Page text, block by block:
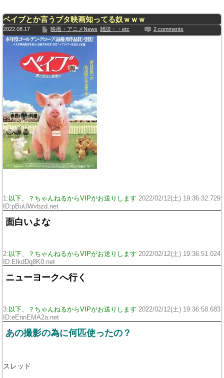
ベイブとか言うブタ映画知ってる奴ｗｗｗ
2022.08.17 映画・アニメNews 雑談・・etc 2 comments
1: 以下、？ちゃんねるからVIPがお送りします 2022/02/12(土) 19:36:32.729
ID:pBuUWvbzd.net
面白いよな
2: 以下、？ちゃんねるからVIPがお送りします 2022/02/12(土) 19:36:51.024
ID:ElkdDq8K0.net
ニューヨークへ行く
3: 以下、？ちゃんねるからVIPがお送りします 2022/02/12(土) 19:36:58.683
ID:eEnnEMA2a.net
あの撮影の為に何匹使ったの？
スレッド